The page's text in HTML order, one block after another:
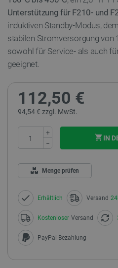
Unterstützung für F210- und
induktiven Standby-Modus,
stabilen Stromversorgung von
sowohl für Service- als auch
geeignet.
112,50 €
94,54 € zzgl. MwSt.
+
−
IN
Menge prüfen
Erhältlich Versand
Kostenloser Versand
PayPal Bezahlung